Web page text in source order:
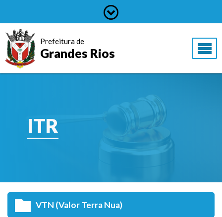
Prefeitura de
Grandes Rios
ITR
VTN (Valor Terra Nua)